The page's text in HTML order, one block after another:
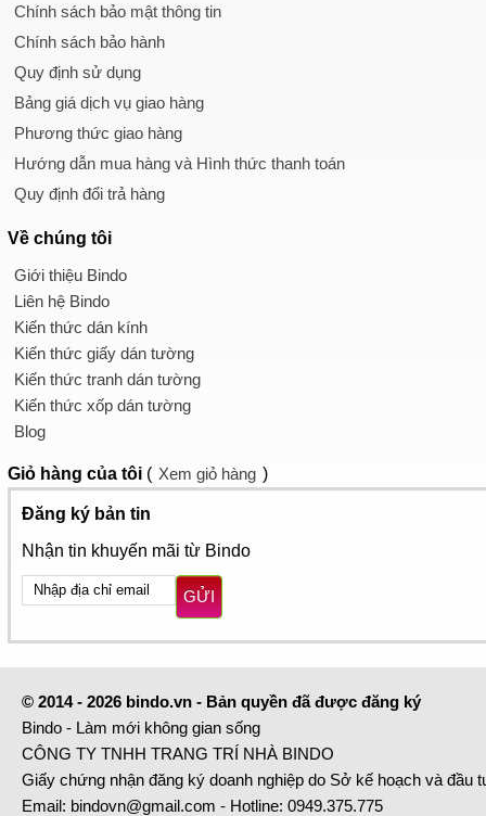
Chính sách bảo mật thông tin
Chính sách bảo hành
Quy định sử dụng
Bảng giá dịch vụ giao hàng
Phương thức giao hàng
Hướng dẫn mua hàng và Hình thức thanh toán
Quy định đổi trả hàng
Về chúng tôi
Giới thiệu Bindo
Liên hệ Bindo
Kiến thức dán kính
Kiến thức giấy dán tường
Kiến thức tranh dán tường
Kiến thức xốp dán tường
Blog
Giỏ hàng của tôi ( Xem giỏ hàng )
Đăng ký bản tin
Nhận tin khuyến mãi từ Bindo
GỬI
© 2014 - 2026 bindo.vn - Bản quyền đã được đăng ký
Bindo - Làm mới không gian sống
CÔNG TY TNHH TRANG TRÍ NHÀ BINDO
Giấy chứng nhận đăng ký doanh nghiệp do Sở kế hoạch và đầu
Email: bindovn@gmail.com - Hotline: 0949.375.775